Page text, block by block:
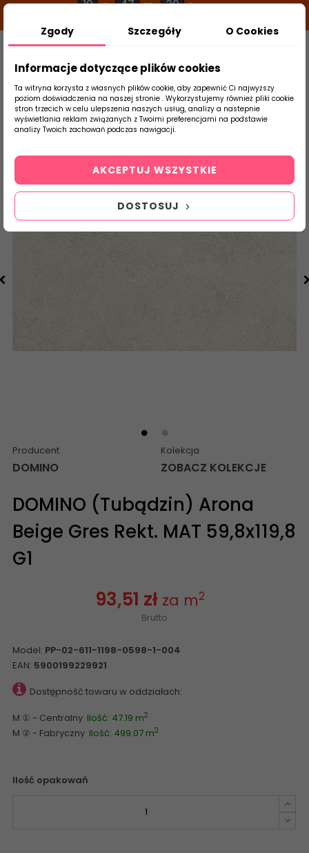
19 g 47 m 38 s
Szukaj
produktu
Strona Główna Salon / Taras DOMINO
Producent
DOMINO
Kolekcja
ZOBACZ KOLEKCJE
DOMINO (Tubądzin) Arona
Beige Gres Rekt. MAT 59,8x119,8
G1
93,51 zł za m2
Brutto
Model: PP-02-611-1198-0598-1-004
EAN: 5900199229921
Dostępność towaru w oddziałach:
M ① - Centralny Ilość: 47.19 m2
M ② - Fabryczny Ilość: 499.07 m2
Ilość opakowań
Zgody Szczegóły O Cookies
Informacje dotyczące plików cookies
Ta witryna korzysta z własnych plików cookie, aby zapewnić Ci najwyższy
poziom doświadczenia na naszej stronie . Wykorzystujemy również pliki cookie
stron trzecich w celu ulepszenia naszych usług, analizy a nastepnie
wyświetlania reklam związanych z Twoimi preferencjami na podstawie
analizy Twoich zachowań podczas nawigacji.
DOSTOSUJ
AKCEPTUJ WSZYSTKIE